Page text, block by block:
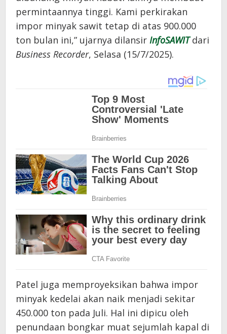
permintaannya tinggi. Kami perkirakan
impor minyak sawit tetap di atas 900.000
ton bulan ini,” ujarnya dilansir InfoSAWITdari
Business Recorder, Selasa (15/7/2025).
Patel juga memproyeksikan bahwa impor
minyak kedelai akan naik menjadi sekitar
450.000 ton pada Juli. Hal ini dipicu oleh
penundaan bongkar muat sejumlah kapal di